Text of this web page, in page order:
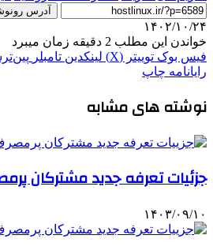
آدرس
۱۴۰۲/۱۰/۲۴
خواندن این مطلب 2 دقیقه زمان میبرد
فیس بوک توییتر (X) لینکدین ‫تامبلر
رایانامه چاپ
نوشته های مشابه
جزئیات تعرفه جدید مشترکان
۱۴۰۳/۰۹/۱۰